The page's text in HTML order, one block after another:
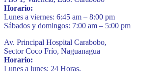
Horario:
Lunes a viernes: 6:45 am – 8:00 pm
Sábados y domingos: 7:00 am – 5:00 pm
Av. Principal Hospital Carabobo,
Sector Coco Frío, Naguanagua
Horario:
Lunes a lunes: 24 Horas.